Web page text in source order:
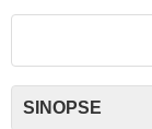
SINOPSE